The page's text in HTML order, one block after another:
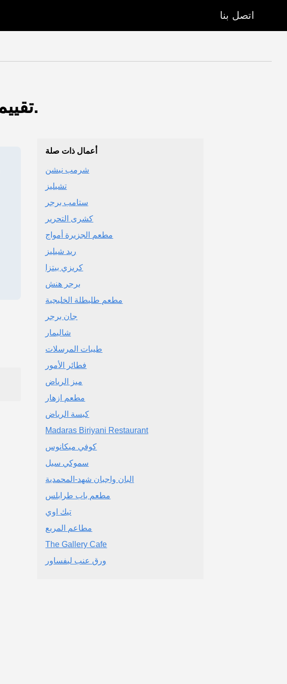
اتصل بنا
تقييمات البيك. (مطعم) - الرياض (منطقة الرياض).
أعمال ذات صلة
تشيليز
ستامب برجر
كشرى التحرير
مطعم الجزيرة أمواج
ريد شيليز
كريزي بيتزا
برجر هنش
مطعم طليطلة الخليجية
جان برجر
شاليمار
طيبات المرسلات
فطائر الأمور
ميز الرياض
مطعم ازهار
كبسة الرياض
Madaras Biriyani Restaurant
كوفي ميكانوس
سموكي سيل
البان واجبان شهد-المحمدية
مطعم باب طرابلس
تيك اوي
مطاعم المربع
The Gallery Cafe
ورق عنب ليفساور